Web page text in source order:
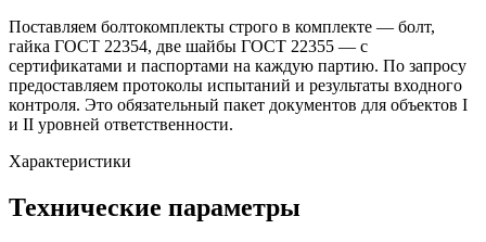
Поставляем болтокомплекты строго в комплекте — болт,
гайка ГОСТ 22354, две шайбы ГОСТ 22355 — с
сертификатами и паспортами на каждую партию. По запросу
предоставляем протоколы испытаний и результаты входного
контроля. Это обязательный пакет документов для объектов I
и II уровней ответственности.
Характеристики
Технические параметры